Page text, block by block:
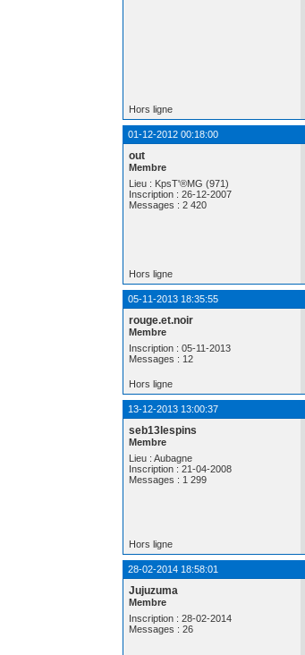
Hors ligne
01-12-2012 00:18:00
out
Membre
Lieu : KpsT'®MG (971)
Inscription : 26-12-2007
Messages : 2 420
Hors ligne
05-11-2013 18:35:55
rouge.et.noir
Membre
Inscription : 05-11-2013
Messages : 12
Hors ligne
13-12-2013 13:00:37
seb13lespins
Membre
Lieu : Aubagne
Inscription : 21-04-2008
Messages : 1 299
Hors ligne
28-02-2014 18:58:01
Jujuzuma
Membre
Inscription : 28-02-2014
Messages : 26